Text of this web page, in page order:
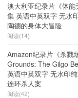
澳大利亚纪录片《体
集 英语中英双字 无水
陶德的身体大冒险
阅读(14)
Amazon纪录片《杀戮
Grounds: The Gilgo
英语中英双字 无水印
连环杀人案
阅读(42)